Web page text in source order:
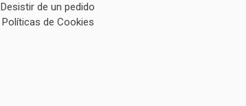
Desistir de un pedido
Políticas de Cookies